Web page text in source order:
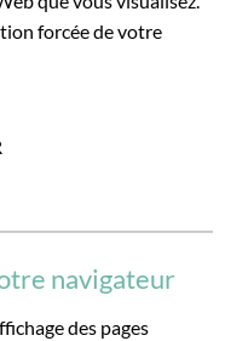
forcée de votre
navigateur
des pages